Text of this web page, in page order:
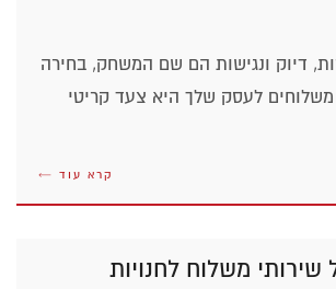
דיוק ונגישות הם שם המשחק, בחירה
לעסק שלך היא צעד קריטי
קרא עוד ←
משלוח לחנויות